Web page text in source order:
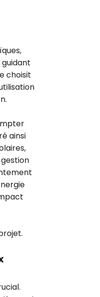
choisit
ainsi